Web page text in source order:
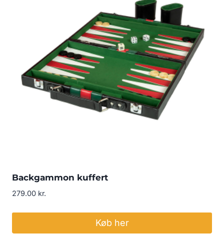
Backgammon kuffert
279.00 kr.
Køb her